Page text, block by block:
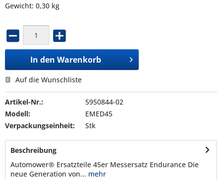
Gewicht: 0,30 kg
In den Warenkorb
Auf die Wunschliste
Artikel-Nr.:
5950844-02
Modell:
EMED45
Verpackungseinheit:
Stk
Beschreibung
Automower® Ersatzteile 45er Messersatz Endurance Die
neue Generation von... mehr